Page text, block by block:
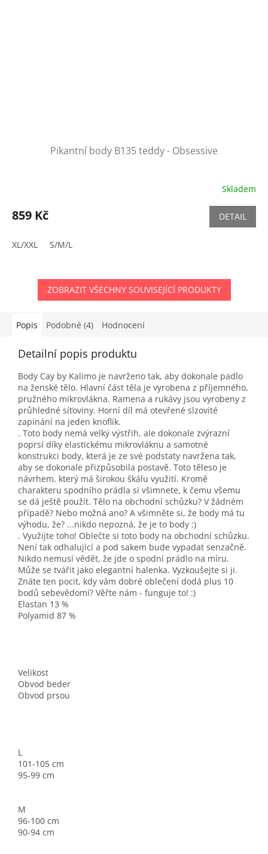
Pikantní body B135 teddy - Obsessive
Skladem
859 Kč DETAIL
XL/XXL S/M/L
ZOBRAZIT VŠECHNY SOUVISEJÍCÍ PRODUKTY
Popis Podobné (4) Hodnocení
Detailní popis produktu
Body Cay by Kalimo je navrženo tak, aby dokonale padlo
na ženské tělo. Hlavní část těla je vyrobena z příjemného,
pružného mikrovlákna. Ramena a rukávy jsou vyrobeny z
průhledné síťoviny. Horní díl má otevřené slzovité
zapínání na jeden knoflík.
. Toto body nemá velký výstřih, ale dokonale zvýrazní
poprsí díky elastickému mikrovláknu a samotné
konstrukci body, která je ze své podstaty navržena tak,
aby se dokonale přizpůsobila postavě. Toto těleso je
návrhem, který má širokou škálu využití. Kromě
charakteru spodního prádla si všimnete, k čemu všemu
se dá ještě použít. Tělo na obchodní schůzku? V žádném
případě? Nebo možná ano? A všimněte si, že body má tu
výhodu, že? ...nikdo nepozná, že je to body :)
. Využijte toho! Oblečte si toto body na obchodní schůzku.
Není tak odhalující a pod sakem bude vypadat senzačně.
Nikdo nemusí vědět, že jde o spodní prádlo na míru.
Může se tvářit jako elegantní halenka. Vyzkoušejte si ji.
Znáte ten pocit, kdy vám dobré oblečení dodá plus 10
bodů sebevědomí? Věřte nám - funguje to! :)
Elastan 13 %
Polyamid 87 %
Velikost
Obvod beder
Obvod prsou
L
101-105 cm
95-99 cm
M
96-100 cm
90-94 cm